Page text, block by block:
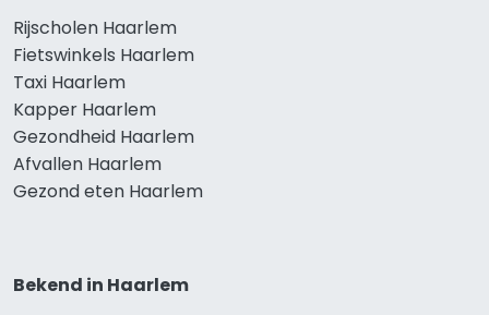
Rijscholen Haarlem
Fietswinkels Haarlem
Taxi Haarlem
Kapper Haarlem
Gezondheid Haarlem
Afvallen Haarlem
Gezond eten Haarlem
Bekend in Haarlem